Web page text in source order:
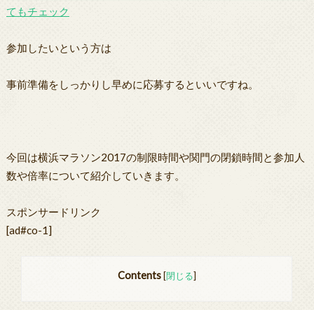
てもチェック
参加したいという方は
事前準備をしっかりし早めに応募するといいですね。
今回は横浜マラソン2017の制限時間や関門の閉鎖時間と参加人
数や倍率について紹介していきます。
スポンサードリンク
[ad#co-1]
Contents [閉じる]